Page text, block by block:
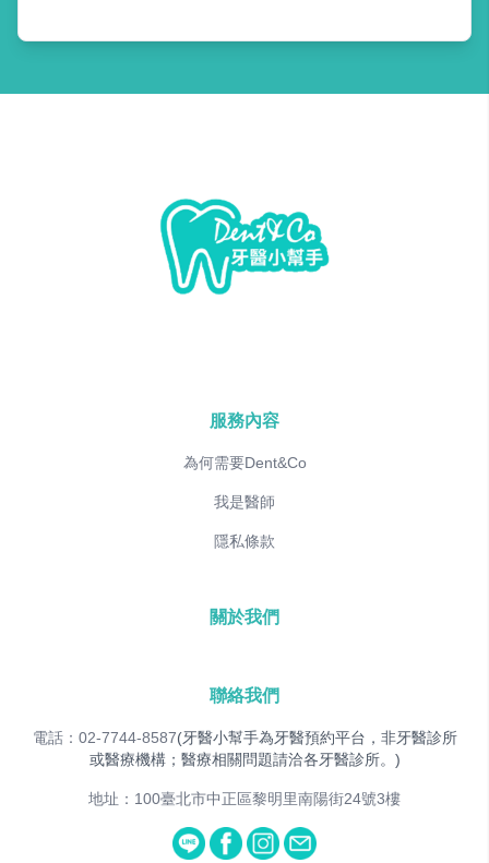
服務內容
為何需要Dent&Co
我是醫師
隱私條款
關於我們
聯絡我們
電話：02-7744-8587(牙醫小幫手為牙醫預約平台，非牙醫診所
或醫療機構；醫療相關問題請洽各牙醫診所。)
地址：100臺北市中正區黎明里南陽街24號3樓